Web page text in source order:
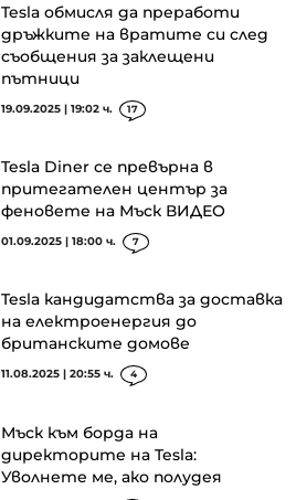
Tesla обмисля да преработи
дръжките на вратите си след
съобщения за заклещени
пътници
19.09.2025 | 19:02 ч. 17
Tesla Diner се превърна в
притегателен център за
феновете на Мъск ВИДЕО
01.09.2025 | 18:00 ч. 7
Tesla кандидатства за доставка
на електроенергия до
британските домове
11.08.2025 | 20:55 ч. 4
Мъск към борда на
директорите на Tesla:
Уволнете ме, ако полудея